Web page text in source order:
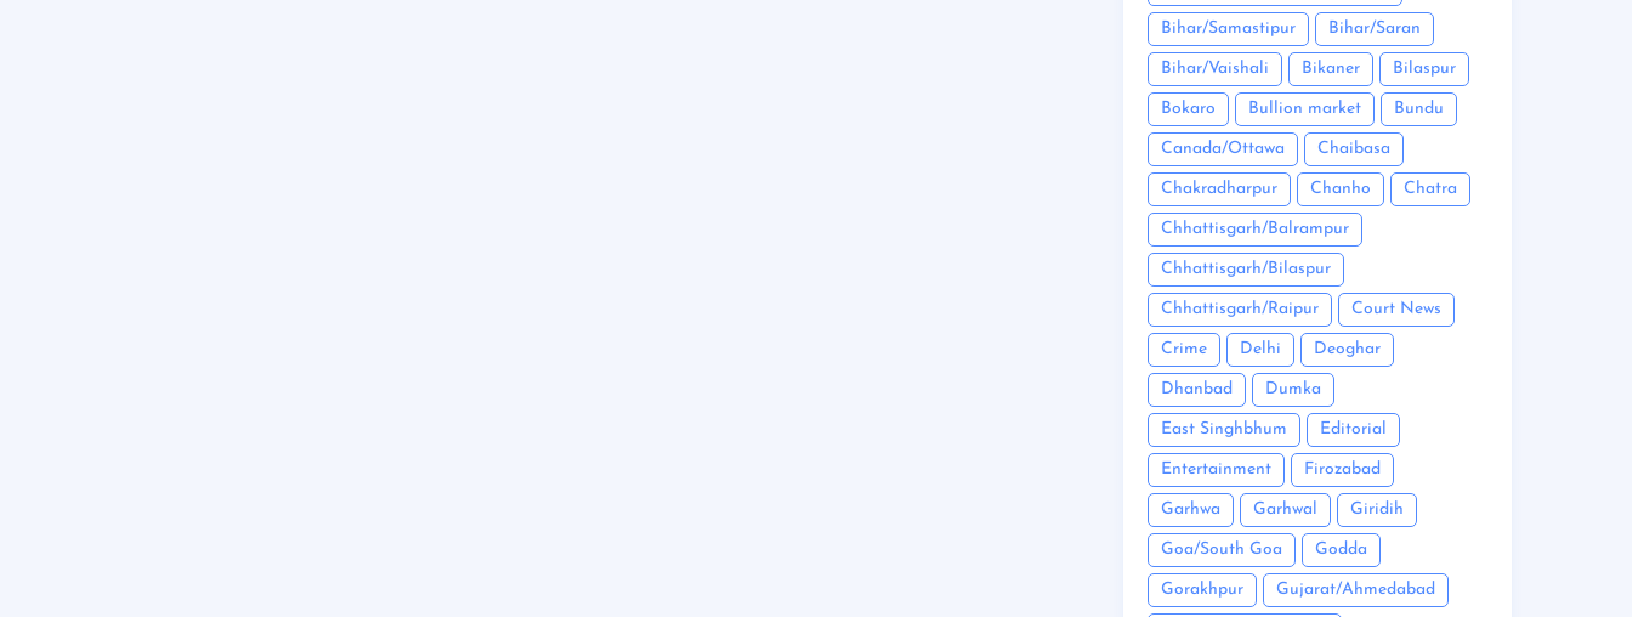
Bihar/Samastipur Bihar/Saran
Bihar/Vaishali Bikaner Bilaspur
Bokaro Bullion market Bundu
Canada/Ottawa Chaibasa
Chakradharpur Chanho Chatra
Chhattisgarh/Balrampur
Chhattisgarh/Bilaspur
Chhattisgarh/Raipur Court News
Crime Delhi Deoghar
Dhanbad Dumka
East Singhbhum Editorial
Entertainment Firozabad
Garhwa Garhwal Giridih
Goa/South Goa Godda
Gorakhpur Gujarat/Ahmedabad